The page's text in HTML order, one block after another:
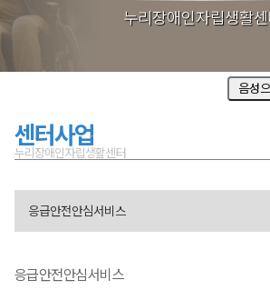
누리장애인자립생활
음성
센터사업
누리장애인자립생활센터
응급안전안심서비스